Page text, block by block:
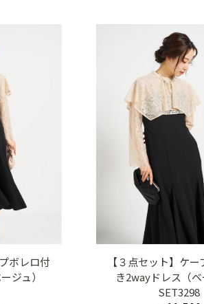
ボレロ付
ジュ）
【３点セット】ケ
き2wayドレス（ベ
SET3298